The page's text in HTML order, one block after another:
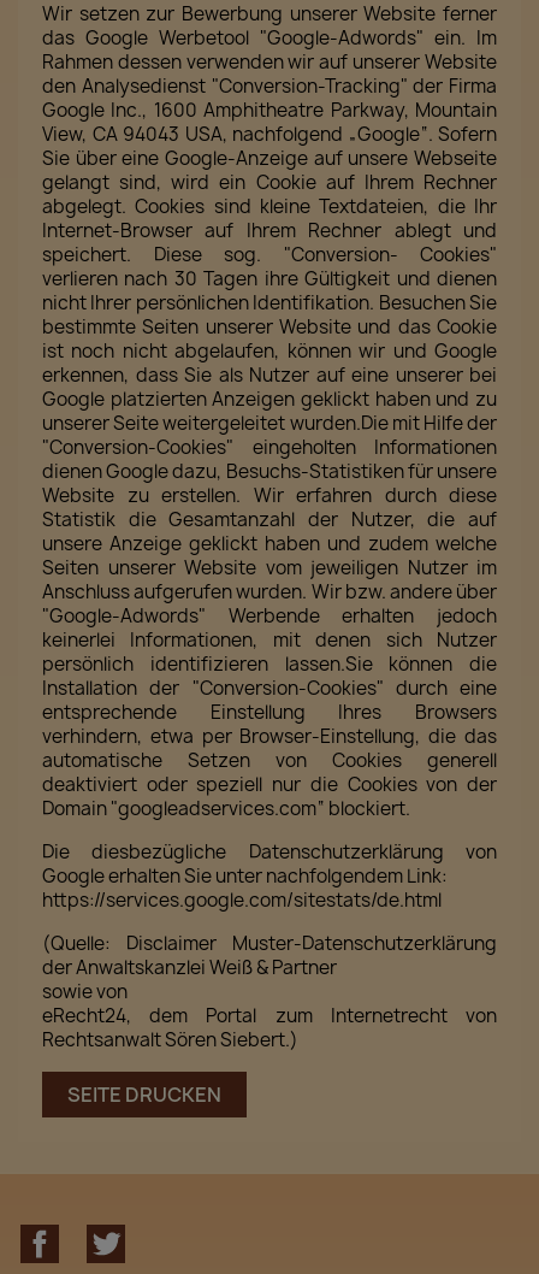
Wir setzen zur Bewerbung unserer Website ferner
das Google Werbetool "Google-Adwords" ein. Im
Rahmen dessen verwenden wir auf unserer Website
den Analysedienst "Conversion-Tracking" der Firma
Google Inc., 1600 Amphitheatre Parkway, Mountain
View, CA 94043 USA, nachfolgend „Google“. Sofern
Sie über eine Google-Anzeige auf unsere Webseite
gelangt sind, wird ein Cookie auf Ihrem Rechner
abgelegt. Cookies sind kleine Textdateien, die Ihr
Internet-Browser auf Ihrem Rechner ablegt und
speichert. Diese sog. "Conversion- Cookies"
verlieren nach 30 Tagen ihre Gültigkeit und dienen
nicht Ihrer persönlichen Identifikation. Besuchen Sie
bestimmte Seiten unserer Website und das Cookie
ist noch nicht abgelaufen, können wir und Google
erkennen, dass Sie als Nutzer auf eine unserer bei
Google platzierten Anzeigen geklickt haben und zu
unserer Seite weitergeleitet wurden.Die mit Hilfe der
"Conversion-Cookies" eingeholten Informationen
dienen Google dazu, Besuchs-Statistiken für unsere
Website zu erstellen. Wir erfahren durch diese
Statistik die Gesamtanzahl der Nutzer, die auf
unsere Anzeige geklickt haben und zudem welche
Seiten unserer Website vom jeweiligen Nutzer im
Anschluss aufgerufen wurden. Wir bzw. andere über
"Google-Adwords" Werbende erhalten jedoch
keinerlei Informationen, mit denen sich Nutzer
persönlich identifizieren lassen.Sie können die
Installation der "Conversion-Cookies" durch eine
entsprechende Einstellung Ihres Browsers
verhindern, etwa per Browser-Einstellung, die das
automatische Setzen von Cookies generell
deaktiviert oder speziell nur die Cookies von der
Domain "googleadservices.com“ blockiert.
Die diesbezügliche Datenschutzerklärung von
Google erhalten Sie unter nachfolgendem Link:
https://services.google.com/sitestats/de.html
(Quelle: Disclaimer Muster-Datenschutzerklärung
der Anwaltskanzlei Weiß & Partner
sowie von
eRecht24, dem Portal zum Internetrecht von
Rechtsanwalt Sören Siebert.)
Facebook